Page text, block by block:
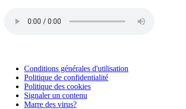
Conditions générales d'utilisation
Politique de confidentialité
Politique des cookies
Signaler un contenu
Marre des virus?